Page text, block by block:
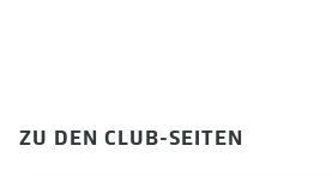
ZU DEN CLUB-SEITEN